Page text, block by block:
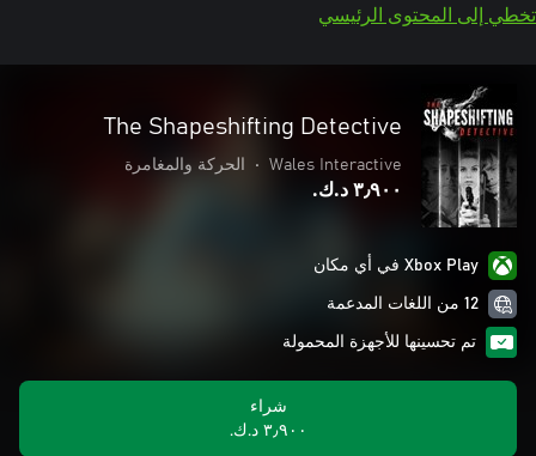
تخطي إلى المحتوى الرئيسي
The Shapeshifting Detective
Wales Interactive
• الحركة والمغامرة
٣٫٩٠٠ د.ك.‏
Xbox Play في أي مكان
12 من اللغات المدعمة
تم تحسينها للأجهزة المحمولة
شراء
٣٫٩٠٠ د.ك.‏